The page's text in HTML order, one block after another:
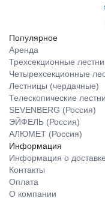
Популярное
Аренда
Трехсекционные
Четырехсекционные
Лестницы (чердачные)
Телескопические
SEVENBERG (Россия)
ЭЙФЕЛЬ (Россия)
АЛЮМЕТ (Россия)
Информация
Информация о доставке
Контакты
Оплата
О компании